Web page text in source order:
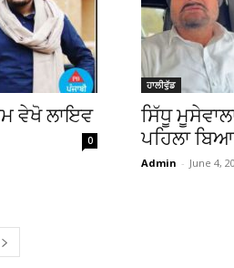
ਵੇਖੋ ਲਾਇਵ
0
ਹਾਲੀਵੁੱਡ
ਸਿੱਧੂ
ਪਹਿਲਾ
Admin - June 4,